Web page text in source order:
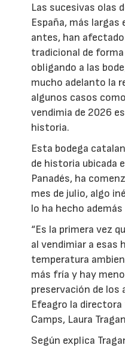
Las sucesivas olas
España, más largas
antes, han
tradicional de
obligando a las
mucho adelanto la
algunos casos
vendimia de 2026
historia.
Esta bodega
de historia ubicada
Panadés, ha
mes de julio, algo
lo ha hecho
“Es la primera vez
al vendimiar a esas
temperatura
más fría y hay
preservación de los
Efeagro la directora
Camps, Laura
Según explica